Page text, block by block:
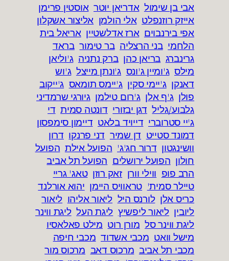
אבי בן שימול אדריאן יוטר אוסטין פרימן
אייזק רוזנפלט אלי הולמן אליצור אשקלון
אפי בירנבוים ארז אדלשטיין אריאל בית
הלחמי בני הרצליה בר טימור בראד
גרינברג בריאן כהן ברק נתניה ג'וליאן
מילס ג'ומיין ג'ונס ג'ונתן מייצל ג'וש
דאנקן ג'יימי סקין ג'יימס תומאס ג'ייקוב
פולן ג'ף אלן ג'רום טילמן גיורגי שרמדיני
גלבוע/גליל דגן יבזורי דונטה סמית די
ג'יי סטרוברי דייויד בלאט דיימון סימפסון
דמונד סטייט דן שמיר דני פרנקו דרון
וושינגטון דרור חג'ג' הפועל אילת הפועל
חולון הפועל ירושלים הפועל תל אביב
הרב פופ ווילי וורן זאק רוזן טאג' גריי
טיילר סמית' טראוויס היימן יהוא אורלנד
כריס אלן לורנס היל ליאור אליהו ליאור
ליובין ליאור ליפשיץ ליגת העל ליגת ווינר
ליגת ווינר סל מורן רוט מילט פאלאסיו
מישל וואט מכבי אשדוד מכבי חיפה
מכבי תל אביב מרכוס דאב מרכוס מור